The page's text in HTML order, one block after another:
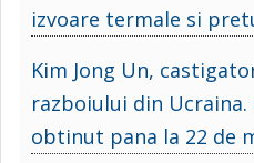
izvoare termale si
Kim Jong Un,
razboiului din
obtinut pana la 22 de